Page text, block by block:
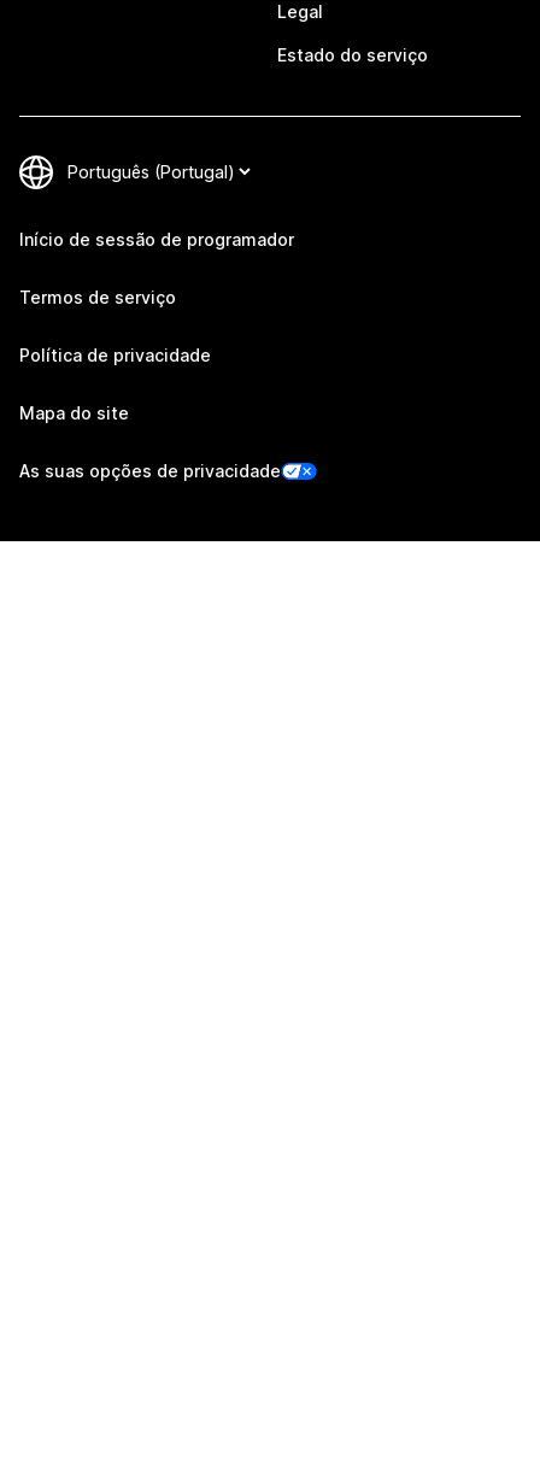
Legal
Estado do serviço
Início de sessão de programador
Termos de serviço
Política de privacidade
Mapa do site
As suas opções de privacidade